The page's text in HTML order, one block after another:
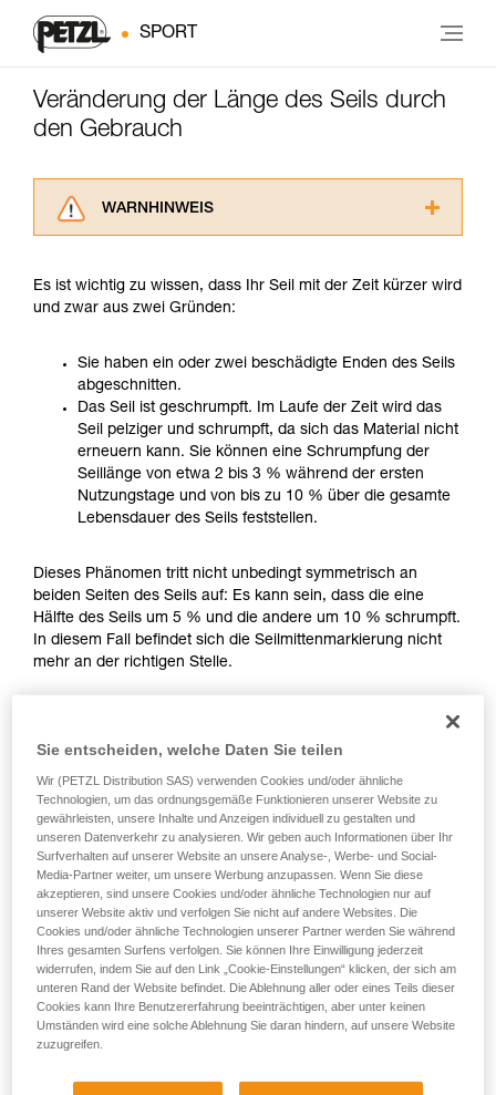
SPORT
Veränderung der Länge des Seils durch
den Gebrauch
WARNHINWEIS
aufmerksam durch, bevor Sie diesen zu Rate
ziehen. Um diese Zusatzinformationen
der Gebrauchsanweisung enthaltenen
Informationen richtig verstanden haben.
Die Beherrschung dieser Techniken setzt eine
entsprechende Ausbildung und ein spezielles
Training voraus. Prüfen Sie zusammen mit
einem Profi, ob Sie in der Lage sind, den
Vorgang alleine sicher zu wiederholen, bevor
Sie ihn eigenständig durchführen.
noch andere Techniken, die hier nicht
beschrieben werden.
Es ist wichtig zu wissen, dass Ihr Seil mit der Zeit kürzer wird
und zwar aus zwei Gründen:
Sie haben ein oder zwei beschädigte Enden des Seils
abgeschnitten.
Das Seil ist geschrumpft. Im Laufe der Zeit wird das
Seil pelziger und schrumpft, da sich das Material nicht
erneuern kann. Sie können eine Schrumpfung der
Seillänge von etwa 2 bis 3 % während der ersten
Nutzungstage und von bis zu 10 % über die gesamte
Lebensdauer des Seils feststellen.
Dieses Phänomen tritt nicht unbedingt symmetrisch an
beiden Seiten des Seils auf: Es kann sein, dass die eine
Hälfte des Seils um 5 % und die andere um 10 % schrumpft.
In diesem Fall befindet sich die Seilmittenmarkierung nicht
mehr an der richtigen Stelle.
Die Schrumpfung ist besonders ausgeprägt, wenn das Seil
feucht wird und ohne jegliche Belastung trocknet (z.B. bei
Sie entscheiden, welche Daten Sie teilen
Wir (PETZL Distribution SAS) verwenden Cookies und/oder ähnliche
Technologien, um das ordnungsgemäße Funktionieren unserer Website zu
gewährleisten, unsere Inhalte und Anzeigen individuell zu gestalten und
unseren Datenverkehr zu analysieren. Wir geben auch Informationen über Ihr
Surfverhalten auf unserer Website an unsere Analyse-, Werbe- und Social-
Media-Partner weiter, um unsere Werbung anzupassen. Wenn Sie diese
akzeptieren, sind unsere Cookies und/oder ähnliche Technologien nur auf
unserer Website aktiv und verfolgen Sie nicht auf andere Websites. Die
Cookies und/oder ähnliche Technologien unserer Partner werden Sie während
Ihres gesamten Surfens verfolgen. Sie können Ihre Einwilligung jederzeit
widerrufen, indem Sie auf den Link „Cookie-Einstellungen“ klicken, der sich am
unteren Rand der Website befindet. Die Ablehnung aller oder eines Teils dieser
Cookies kann Ihre Benutzererfahrung beeinträchtigen, aber unter keinen
Umständen wird eine solche Ablehnung Sie daran hindern, auf unsere Website
zuzugreifen.